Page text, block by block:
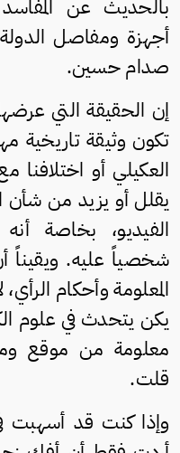
بالحديث عن
أجهزة ومفاصل
صدام حسين.
إن الحقيقة التي
تكون وثيقة تاريخية
العكيلي أو اختلافنا
يقلل أو يزيد من شأن
الفيديو، بخاصة
شخصياً عليه. ويقيناً
المعلومة وأحكام
يكن يتحدث في علوم
معلومة من موقع
قلت.
وإذا كنت قد أسهبت